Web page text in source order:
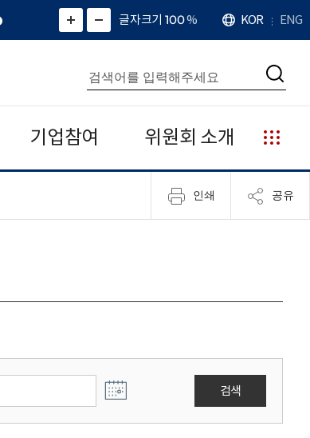
)
화
면
면
소
확
대
치
글자크기 100%
언
어
KOR ENG
통
합
검
색
검
기업참여 위원회 소개
누
리
집
안
인쇄 공유
검색